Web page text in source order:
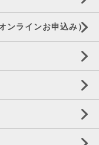
ラインお申込み）